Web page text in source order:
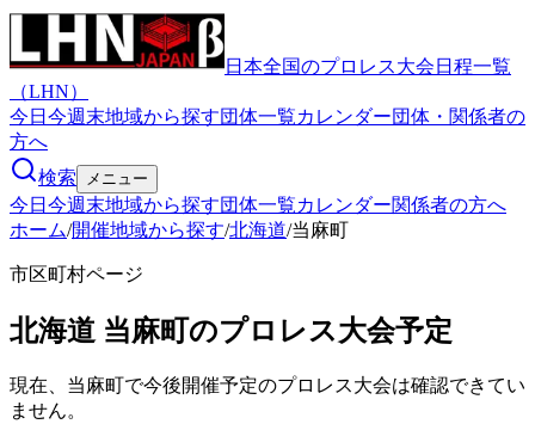
日本全国のプロレス大会日程一覧
（LHN）
今日 今週末地域から探す団体一覧カレンダー団体・関係者の
方へ
検索
メニュー
今日 今週末地域から探す団体一覧カレンダー関係者の方へ
ホーム/開催地域から探す/北海道/当麻町
市区町村ページ
北海道 当麻町のプロレス大会予定
現在、当麻町で今後開催予定のプロレス大会は確認できてい
ません。